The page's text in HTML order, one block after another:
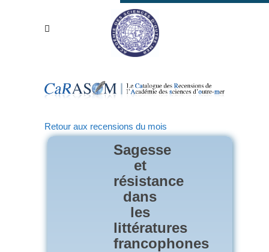
Retour aux recensions du mois
Sagesse
et
résistance
dans
les
littératures
francophones